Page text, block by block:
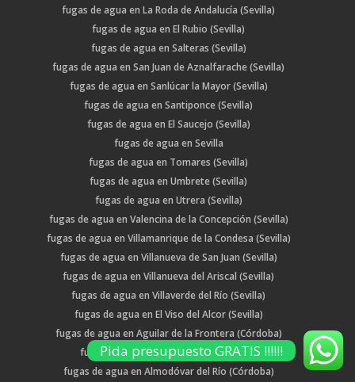
fugas de agua en La Roda de Andalucía (Sevilla)
fugas de agua en El Rubio (Sevilla)
fugas de agua en Salteras (Sevilla)
fugas de agua en San Juan de Aznalfarache (Sevilla)
fugas de agua en Sanlúcar la Mayor (Sevilla)
fugas de agua en Santiponce (Sevilla)
fugas de agua en El Saucejo (Sevilla)
fugas de agua en Sevilla
fugas de agua en Tomares (Sevilla)
fugas de agua en Umbrete (Sevilla)
fugas de agua en Utrera (Sevilla)
fugas de agua en Valencina de la Concepción (Sevilla)
fugas de agua en Villamanrique de la Condesa (Sevilla)
fugas de agua en Villanueva de San Juan (Sevilla)
fugas de agua en Villanueva del Ariscal (Sevilla)
fugas de agua en Villaverde del Río (Sevilla)
fugas de agua en El Viso del Alcor (Sevilla)
fugas de agua en Aguilar de la Frontera (Córdoba)
fugas de agua en Almedinilla (Córdoba)
fugas de agua en Almodóvar del Río (Córdoba)
Pida presupuesto GRATIS !!!!!!